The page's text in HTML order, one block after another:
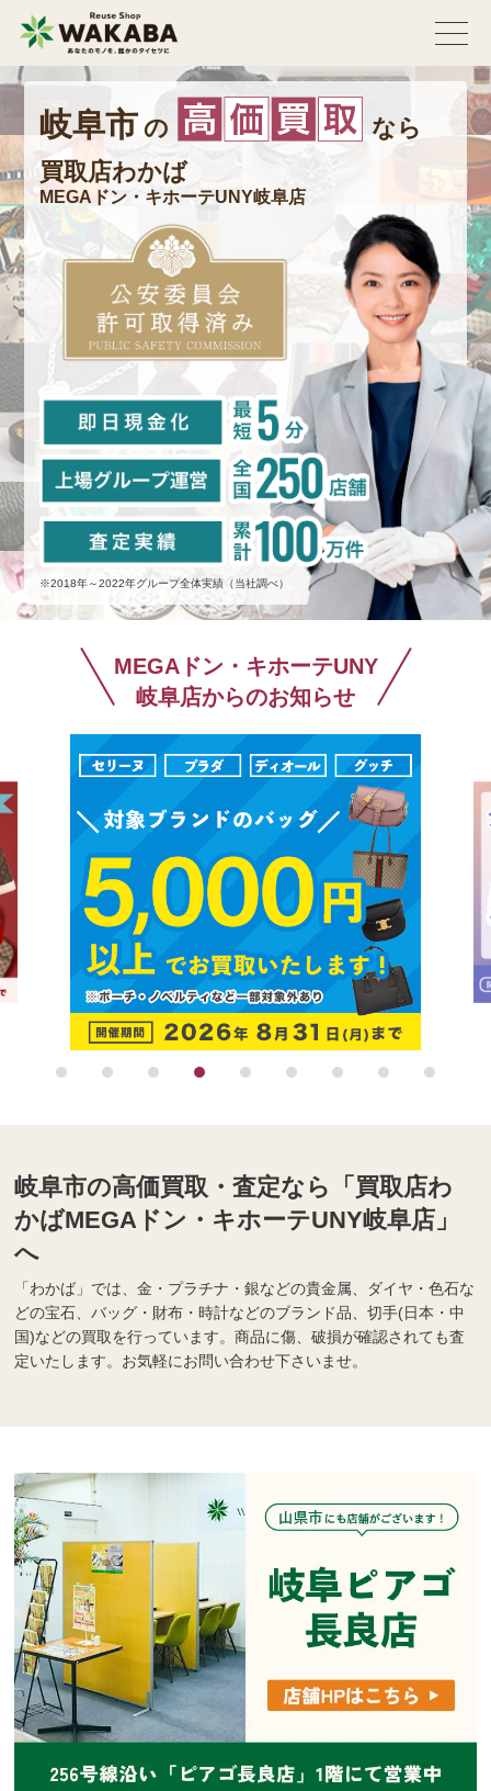
岐阜市 の
なら
買取店わかば
MEGAドン・キホーテUNY岐阜店
※2018年～2022年グループ全体実績（当社調べ）
MEGAドン・キホーテUNY
岐阜店からのお知らせ
岐阜市の高価買取・査定なら「買取店わ
かばMEGAドン・キホーテUNY岐阜店」
へ
「わかば」では、金・プラチナ・銀などの貴金属、ダイヤ・色石な
どの宝石、バッグ・財布・時計などのブランド品、切手(日本・中
国)などの買取を行っています。商品に傷、破損が確認されても査
定いたします。お気軽にお問い合わせ下さいませ。